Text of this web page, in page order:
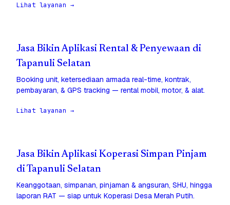
Lihat layanan →
Jasa Bikin Aplikasi Rental & Penyewaan di
Tapanuli Selatan
Booking unit, ketersediaan armada real-time, kontrak,
pembayaran, & GPS tracking — rental mobil, motor, & alat.
Lihat layanan →
Jasa Bikin Aplikasi Koperasi Simpan Pinjam
di Tapanuli Selatan
Keanggotaan, simpanan, pinjaman & angsuran, SHU, hingga
laporan RAT — siap untuk Koperasi Desa Merah Putih.